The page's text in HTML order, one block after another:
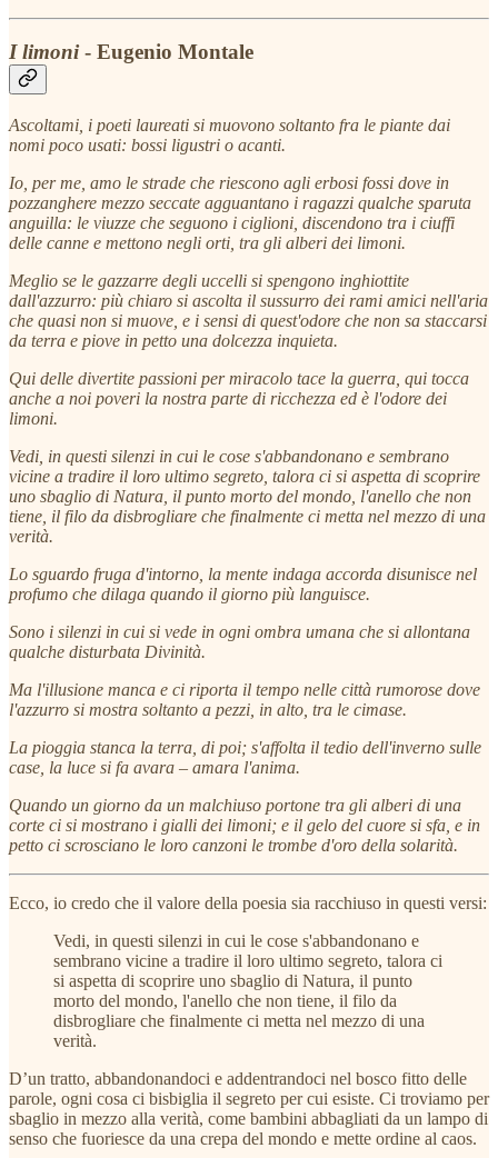
I limoni- Eugenio Montale
Ascoltami, i poeti laureati si muovono soltanto fra le piante dai
nomi poco usati: bossi ligustri o acanti.
Io, per me, amo le strade che riescono agli erbosi fossi dove in
pozzanghere mezzo seccate agguantano i ragazzi qualche sparuta
anguilla: le viuzze che seguono i ciglioni, discendono tra i ciuffi
delle canne e mettono negli orti, tra gli alberi dei limoni.
Meglio se le gazzarre degli uccelli si spengono inghiottite
dall'azzurro: più chiaro si ascolta il sussurro dei rami amici nell'aria
che quasi non si muove, e i sensi di quest'odore che non sa staccarsi
da terra e piove in petto una dolcezza inquieta.
Qui delle divertite passioni per miracolo tace la guerra, qui tocca
anche a noi poveri la nostra parte di ricchezza ed è l'odore dei
limoni.
Vedi, in questi silenzi in cui le cose s'abbandonano e sembrano
vicine a tradire il loro ultimo segreto, talora ci si aspetta di scoprire
uno sbaglio di Natura, il punto morto del mondo, l'anello che non
tiene, il filo da disbrogliare che finalmente ci metta nel mezzo di una
verità.
Lo sguardo fruga d'intorno, la mente indaga accorda disunisce nel
profumo che dilaga quando il giorno più languisce.
Sono i silenzi in cui si vede in ogni ombra umana che si allontana
qualche disturbata Divinità.
Ma l'illusione manca e ci riporta il tempo nelle città rumorose dove
l'azzurro si mostra soltanto a pezzi, in alto, tra le cimase.
La pioggia stanca la terra, di poi; s'affolta il tedio dell'inverno sulle
case, la luce si fa avara – amara l'anima.
Quando un giorno da un malchiuso portone tra gli alberi di una
corte ci si mostrano i gialli dei limoni; e il gelo del cuore si sfa, e in
petto ci scrosciano le loro canzoni le trombe d'oro della solarità.
Ecco, io credo che il valore della poesia sia racchiuso in questi versi:
Vedi, in questi silenzi in cui le cose s'abbandonano e
sembrano vicine a tradire il loro ultimo segreto, talora ci
si aspetta di scoprire uno sbaglio di Natura, il punto
morto del mondo, l'anello che non tiene, il filo da
disbrogliare che finalmente ci metta nel mezzo di una
verità.
D’un tratto, abbandonandoci e addentrandoci nel bosco fitto delle
parole, ogni cosa ci bisbiglia il segreto per cui esiste. Ci troviamo per
sbaglio in mezzo alla verità, come bambini abbagliati da un lampo di
senso che fuoriesce da una crepa del mondo e mette ordine al caos.